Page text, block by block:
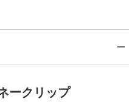
ークリップ